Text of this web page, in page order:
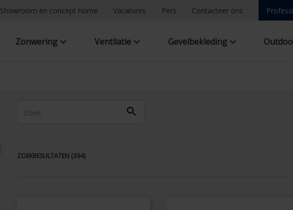
Showroom en concept home Vacatures Pers Contacteer ons
Zonwering Ventilatie Gevelbekleding
ZOEKRESULTATEN (394)